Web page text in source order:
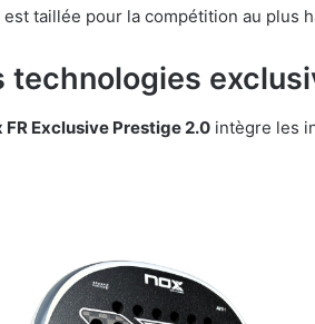
est taillée pour la compétition au plus
technologies
FR Exclusive Prestige 2.0 intègre les